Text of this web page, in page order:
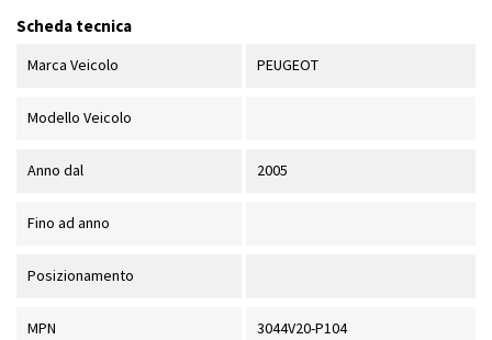
Scheda tecnica
Marca Veicolo PEUGEOT
Modello Veicolo
Anno dal 2005
Fino ad anno
Posizionamento
MPN 3044V20-P104